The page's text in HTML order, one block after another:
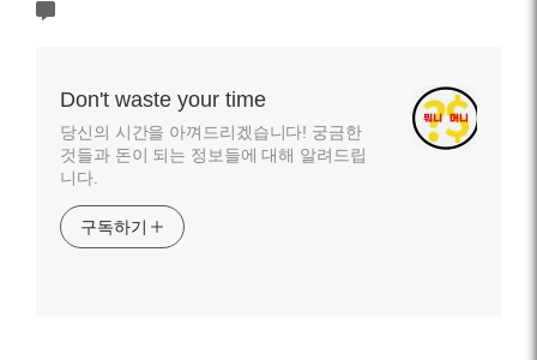
Don't waste your time
당신의 시간을 아껴드리겠습니다! 궁금한
것들과 돈이 되는 정보들에 대해 알려드립
니다.
구독하기